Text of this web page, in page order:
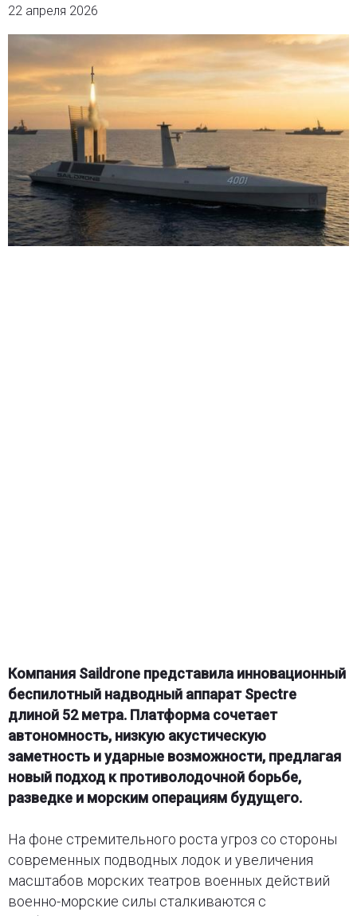
22 апреля 2026
Компания Saildrone представила инновационный
беспилотный надводный аппарат Spectre
длиной 52 метра. Платформа сочетает
автономность, низкую акустическую
заметность и ударные возможности, предлагая
новый подход к противолодочной борьбе,
разведке и морским операциям будущего.
На фоне стремительного роста угроз со стороны
современных подводных лодок и увеличения
масштабов морских театров военных действий
военно-морские силы сталкиваются с